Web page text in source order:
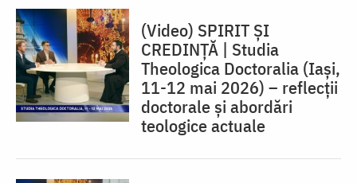
(Video) SPIRIT ȘI
CREDINȚĂ | Studia
Theologica Doctoralia (Iaşi,
11-12 mai 2026) – reflecţii
doctorale şi abordări
teologice actuale